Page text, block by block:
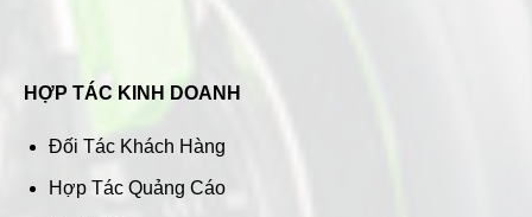
HỢP TÁC KINH DOANH
Đối Tác Khách Hàng
Hợp Tác Quảng Cáo